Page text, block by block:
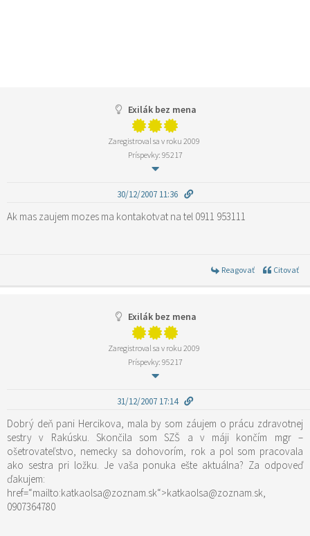
Exilák bez mena
Zaregistroval sa v roku 2009
Príspevky: 95217
30/12/2007 11:36
Ak mas zaujem mozes ma kontakotvat na tel 0911 953111
Reagovať Citovať
Exilák bez mena
Zaregistroval sa v roku 2009
Príspevky: 95217
31/12/2007 17:14
Dobrý deň pani Hercikova, mala by som záujem o prácu zdravotnej
sestry v Rakúsku. Skončila som SZŠ a v máji končím mgr –
ošetrovateľstvo, nemecky sa dohovorím, rok a pol som pracovala
ako sestra pri ložku. Je vaša ponuka ešte aktuálna? Za odpoveď
ďakujem:
href=“mailto:katkaolsa@zoznam.sk“>katkaolsa@zoznam.sk,
0907364780